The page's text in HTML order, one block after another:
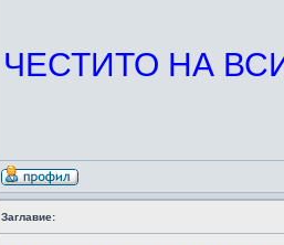
ЧЕСТИТО НА
Заглавие: